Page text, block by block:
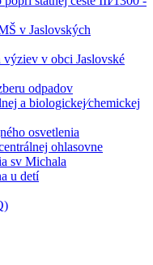
v Jaslovských
výziev v obci Jaslovské
odpadov
a biologickej⁄chemickej
osvetlenia
ohlasovne
sv Michala
u detí